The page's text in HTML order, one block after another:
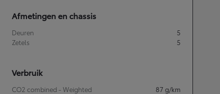
Afmetingen en chassis
Deuren
5
Zetels
5
Verbruik
CO2 combined - Weighted 87 g/km